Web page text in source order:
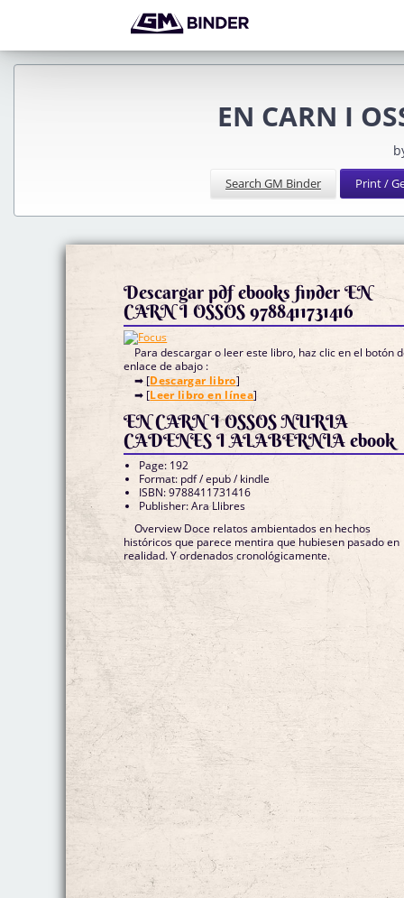
EN CARN I
Search GM Binder Print /
Descargar pdf ebooks finder EN
CARN I OSSOS 9788411731416
Para descargar o leer este libro, haz clic en el botón
enlace de abajo :
➡ [Descargar libro]
➡ [Leer libro en línea]
EN CARN I OSSOS NURIA
CADENES I ALABERNIA ebook
Page: 192
Format: pdf / epub / kindle
ISBN: 9788411731416
Publisher: Ara Llibres
Overview Doce relatos ambientados en hechos
históricos que parece mentira que hubiesen pasado en
realidad. Y ordenados cronológicamente.